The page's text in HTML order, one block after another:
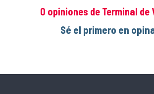
0 opiniones de Terminal de
Sé el primero en